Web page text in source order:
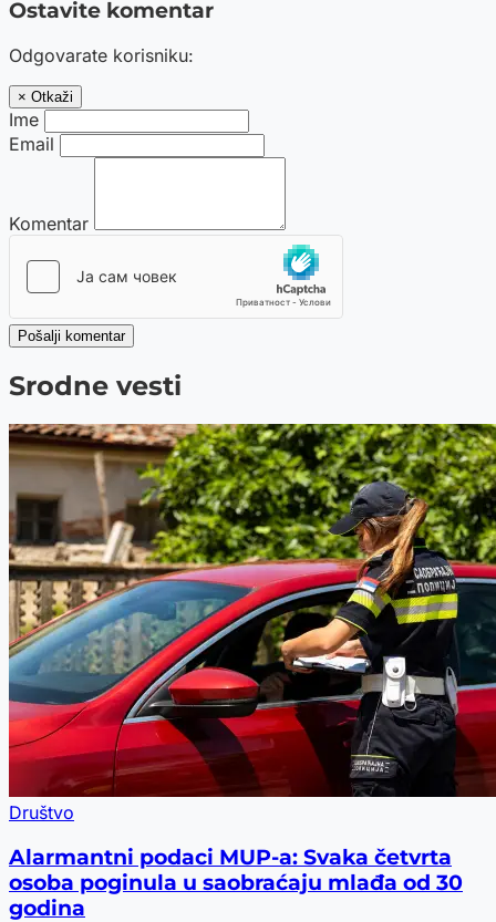
Ostavite komentar
Odgovarate korisniku:
× Otkaži
Ime
Email
Komentar
Pošalji komentar
Srodne vesti
Društvo
Alarmantni podaci MUP-a: Svaka četvrta
osoba poginula u saobraćaju mlađa od 30
godina